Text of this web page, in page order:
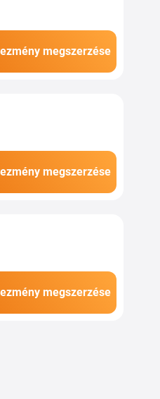
megszerzése
megszerzése
megszerzése